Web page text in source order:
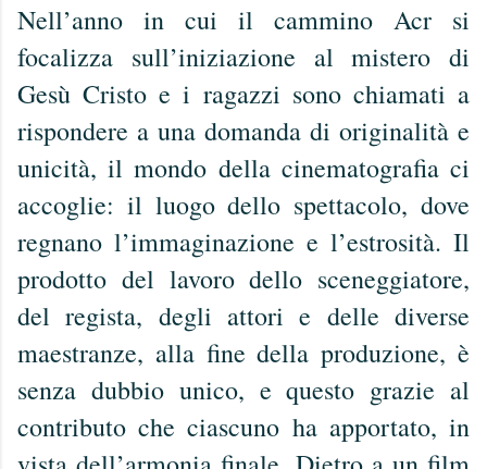
Nell’anno in cui il cammino Acr si
focalizza sull’iniziazione al mistero di
Gesù Cristo e i ragazzi sono chiamati a
rispondere a una domanda di originalità e
unicità, il mondo della cinematografia ci
accoglie: il luogo dello spettacolo, dove
regnano l’immaginazione e l’estrosità. Il
prodotto del lavoro dello sceneggiatore,
del regista, degli attori e delle diverse
maestranze, alla fine della produzione, è
senza dubbio unico, e questo grazie al
contributo che ciascuno ha apportato, in